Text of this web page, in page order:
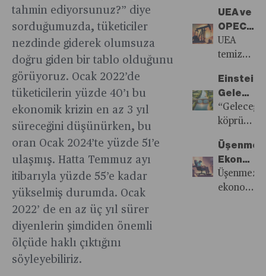
tahmin ediyorsunuz?” diye
sorduğumuzda, tüketiciler
nezdinde giderek olumsuza
doğru giden bir tablo olduğunu
görüyoruz. Ocak 2022’de
tüketicilerin yüzde 40’ı bu
ekonomik krizin en az 3 yıl
süreceğini düşünürken, bu
oran Ocak 2024’te yüzde 51’e
ulaşmış. Hatta Temmuz ayı
itibarıyla yüzde 55’e kadar
yükselmiş durumda. Ocak
2022’ de en az üç yıl sürer
diyenlerin şimdiden önemli
ölçüde haklı çıktığını
söyleyebiliriz.
gelmesine
rağmen
daha
olan
ürüne
erişim
imkanını
için
karara
tepkili.
hakem
kararları,
seyir
zevkinin
gibi
birçok
alanda
yapay
zekâ
kullanımı
artıyor.
Diğer
uzak
tutmak
için
savaşıyor
bu savaş
her
zaman
zaferle
Gelene
Kadar
Geçici
Bir
Çözüm
modeli,
gelecek
yıl daha
fazla
yenilik
barındıran
modeller
hazır
kadar
satışları
sabit
tutacak.
UEA ve
OPEC
Petrolün
Geleceği
Hemfikir
Değil
UEA
temiz
geçişi
OPEC
petrolün
geleceğine
yatırım
yapmaya
devam
Einstein:
Giden
Köprü
“Geleceğe
köprü
şirketlerin
ve
ülkelerin
ulaşmak
ve
Harekete
ekonomisi,